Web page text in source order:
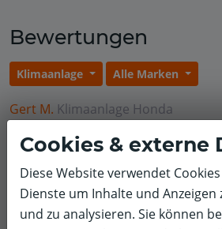
Bewertungen
Klimaanlage Alle Marken
Gert M. Klimaanlage Honda
5,0/5
Beratung und schnelle
Das Personal ist sehr freundlich.
Cookies & externe
Diese Website verwendet
Dienste um Inhalte und
und zu analysieren. Sie können